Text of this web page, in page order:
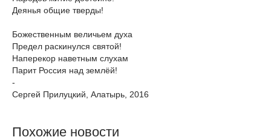
Деянья общие тверды!
Божественным величьем духа
Предел раскинулся святой!
Наперекор наветным слухам
Парит Россия над землёй!
-
Сергей Прилуцкий, Алатырь, 2016
Похожие новости